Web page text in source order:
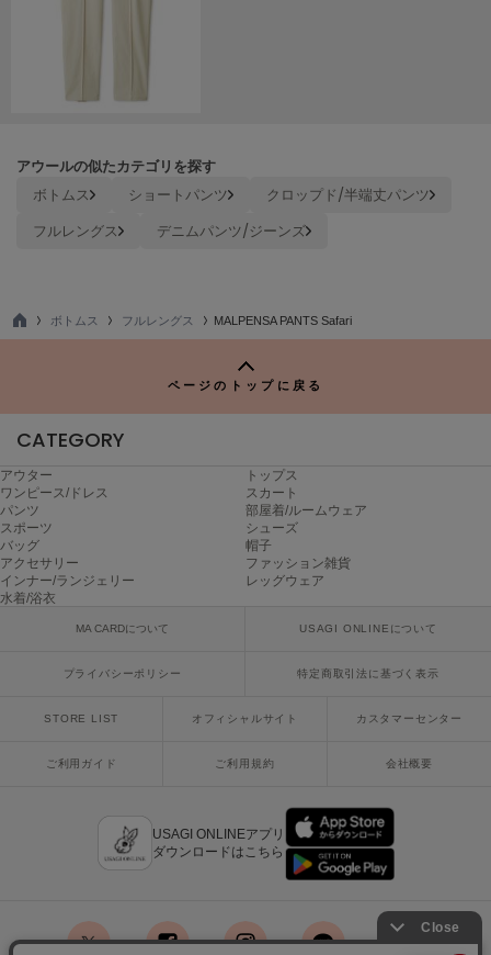
ORGUE
Philly chocolate
フィリーチョコレート
poláura
ポローラ
PUMA
プーマ
サロモン
サンリオハウス
SESAME STREET MARKET
シャカ
アウールの似たカテゴリを探す
ボトムス ショートパンツ
クロップド/半端丈パンツ
フルレングス
デニムパンツ/ジーンズ
TO
ボトムス フルレングス MALPENSA PANTS Safari
ページのトップに戻る
CATEGORY
アウター
トップス
ワンピース/ドレス
スカート
パンツ
部屋着/ルームウェア
スポーツ
シューズ
バッグ
帽子
アクセサリー
ファッション雑貨
インナー/ランジェリー
レッグウェア
水着/浴衣
MA CARDについて USAGI ONLINEについて
プライバシーポリシー 特定商取引法に基づく表示
STORE LIST オフィシャルサイト カスタマーセンター
ご利用ガイド ご利用規約 会社概要
USAGI ONLINEアプリ
ダウンロードはこちら